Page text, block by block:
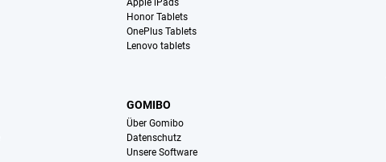
Apple iPads
Honor Tablets
OnePlus Tablets
Lenovo tablets
GOMIBO
Über Gomibo
Datenschutz
Unsere Software